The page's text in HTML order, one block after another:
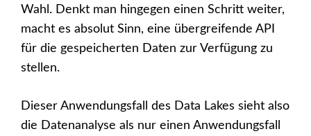
Wahl. Denkt man hingegen einen Schritt weiter,
macht es absolut Sinn, eine übergreifende API
für die gespeicherten Daten zur Verfügung zu
stellen.
Dieser Anwendungsfall des Data Lakes sieht also
die Datenanalyse als nur einen Anwendungsfall